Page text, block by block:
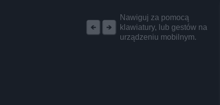
Nawiguj za pomocą
klawiatury, lub gestów na
urządzeniu mobilnym.